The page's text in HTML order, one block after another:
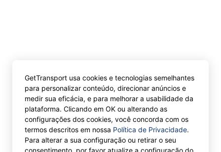
GetTransport usa cookies e tecnologias semelhantes
para personalizar conteúdo, direcionar anúncios e
medir sua eficácia, e para melhorar a usabilidade da
plataforma. Clicando em OK ou alterando as
configurações dos cookies, você concorda com os
termos descritos em nossa Política de Privacidade.
Para alterar a sua configuração ou retirar o seu
consentimento, por favor atualize a configuração do